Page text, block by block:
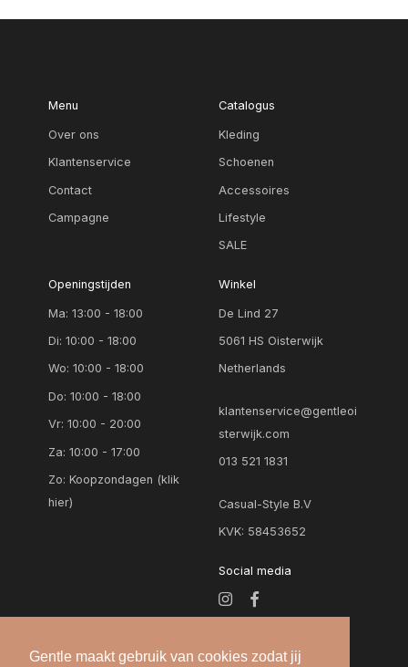
Gentle maakt gebruik van cookies zodat jij
Menu
Over ons
Klantenservice
Contact
Campagne
Catalogus
Kleding
Schoenen
Accessoires
Lifestyle
SALE
Openingstijden
Ma: 13:00 - 18:00
Di: 10:00 - 18:00
Wo: 10:00 - 18:00
Do: 10:00 - 18:00
Vr: 10:00 - 20:00
Za: 10:00 - 17:00
Zo:Koopzondagen (klik
hier)
Winkel
De Lind 27
5061 HS Oisterwijk
Netherlands
klantenservice@gentleoi
sterwijk.com
013 521 1831
Casual-Style B.V
KVK: 58453652
Social media